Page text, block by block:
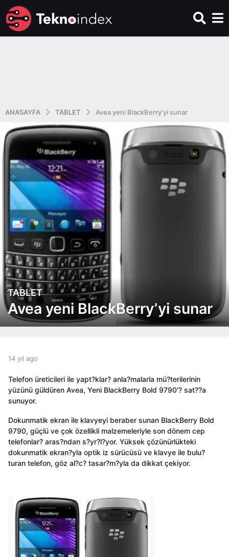
ANASAYFA TABLET Avea yeni BlackBerry'yi sunar
1
4
y
ı
g
1
4
y
l
a
g
o
TABLET
Avea yeni BlackBerry’yi sunar
b
a
d
m
i
n
14 yıl ago
y
ı
g
o
Telefon üreticileri ile yapt?klar? anla?malarla mü?terilerinin
yüzünü güldüren Avea, Yeni BlackBerry Bold 9790′? sat??a
sunuyor.
Dokunmatik ekran ile klavyeyi beraber sunan BlackBerry Bold
9790, güçlü ve çok özellikli malzemeleriyle son dönem cep
telefonlar? aras?ndan s?yr?l?yor. Yüksek çözünürlükteki
dokunmatik ekran?yla optik iz sürücüsü ve klavye ile bulu?
turan telefon, göz al?c? tasar?m?yla da dikkat çekiyor.